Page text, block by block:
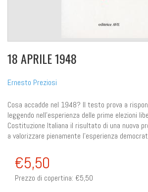
18 APRILE 1948
Ernesto Preziosi
Cosa accadde nel 1948? Il testo prova a
leggendo nell'esperienza delle prime elezioni
Costituzione Italiana il risultato di una nuova
a valorizzare pienamente l’esperienza
€5,50
Prezzo di copertina: €5,50